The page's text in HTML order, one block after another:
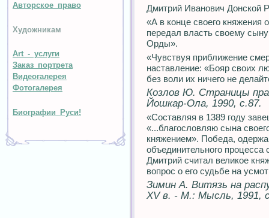
Авторское право
Художникам
Art - услуги
Заказ портрета
Видеогалерея
Фотогалерея
Биографии Руси!
Дмитрий Иванович Донской
«А в конце своего княжения
передал власть своему
Орды».
«Чувствуя приближение
наставление: «Бояр своих
без воли их ничего не
Козлов Ю. Страницы
Йошкар-Ола, 1990, с.87.
«Составляя в 1389 году
«...благословляю сына
княжением». Победа,
объединительного процесса
Дмитрий считал великое
вопрос о его судьбе на
Зимин А. Витязь на
XV в. - М.: Мысль, 1991,